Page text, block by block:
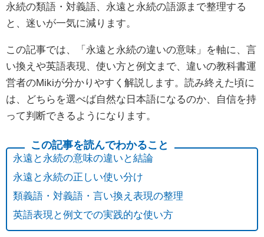
永続の類語・対義語、永遠と永続の語源まで整理する
と、迷いが一気に減ります。
この記事では、「永遠と永続の違いの意味」を軸に、言
い換えや英語表現、使い方と例文まで、違いの教科書運
営者のMikiが分かりやすく解説します。読み終えた頃に
は、どちらを選べば自然な日本語になるのか、自信を持
って判断できるようになります。
永遠と永続の意味の違いと結論
永遠と永続の正しい使い分け
類義語・対義語・言い換え表現の整理
英語表現と例文での実践的な使い方